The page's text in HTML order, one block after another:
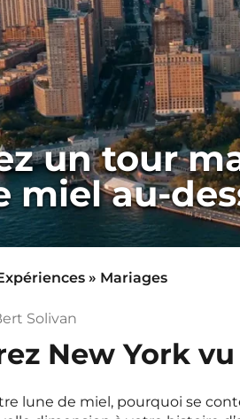
un tour
miel au-
» Mariages
Solivan
New York vu
lune de miel, pourquoi se